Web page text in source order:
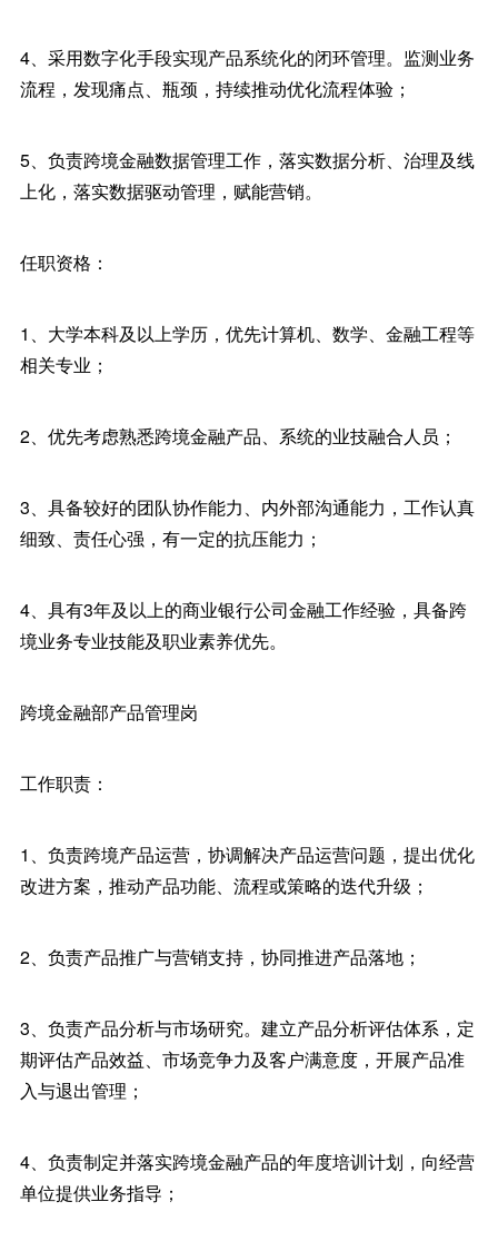
4、采用数字化手段实现产品系统化的闭环管理。监测业务
流程，发现痛点、瓶颈，持续推动优化流程体验；
5、负责跨境金融数据管理工作，落实数据分析、治理及线
上化，落实数据驱动管理，赋能营销。
任职资格：
1、大学本科及以上学历，优先计算机、数学、金融工程等
相关专业；
2、优先考虑熟悉跨境金融产品、系统的业技融合人员；
3、具备较好的团队协作能力、内外部沟通能力，工作认真
细致、责任心强，有一定的抗压能力；
4、具有3年及以上的商业银行公司金融工作经验，具备跨
境业务专业技能及职业素养优先。
跨境金融部产品管理岗
工作职责：
1、负责跨境产品运营，协调解决产品运营问题，提出优化
改进方案，推动产品功能、流程或策略的迭代升级；
2、负责产品推广与营销支持，协同推进产品落地；
3、负责产品分析与市场研究。建立产品分析评估体系，定
期评估产品效益、市场竞争力及客户满意度，开展产品准
入与退出管理；
4、负责制定并落实跨境金融产品的年度培训计划，向经营
单位提供业务指导；